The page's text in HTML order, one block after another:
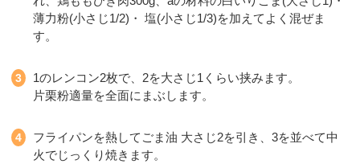
薄力粉(小さじ1/2)・ 塩(小さじ1/3)を加えてよく混ぜま
す。
1のレンコン2枚で、2を大さじ1くらい挟みます。
片栗粉適量を全面にまぶします。
フライパンを熱してごま油 大さじ2を引き、3を並べて中
火でじっくり焼きます。